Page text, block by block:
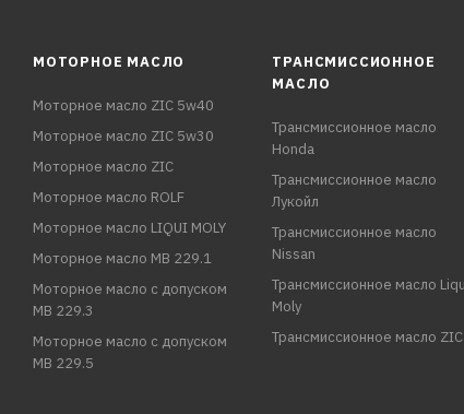
МОТОРНОЕ МАСЛО
Моторное масло ZIC 5w40
Моторное масло ZIC 5w30
Моторное масло ZIC
Моторное масло ROLF
Моторное масло LIQUI MOLY
Моторное масло MB 229.1
Моторное масло с допуском
MB 229.3
Моторное масло с допуском
MB 229.5
ТРАНСМИССИОННОЕ
МАСЛО
Трансмиссионное масло
Honda
Трансмиссионное масло
Лукойл
Трансмиссионное масло
Nissan
Трансмиссионное масло
Moly
Трансмиссионное масло ZIC